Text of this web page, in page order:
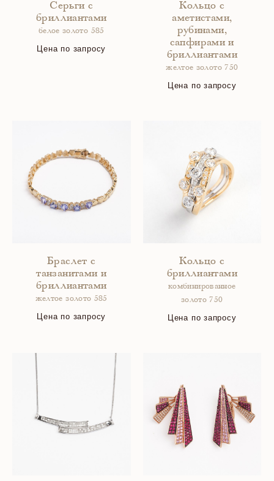
Серьги с
бриллиантами
белое золото 585
Цена по запросу
Кольцо с
аметистами,
рубинами,
сапфирами и
бриллиантами
желтое золото 750
Цена по запросу
Браслет с
танзанитами и
бриллиантами
желтое золото 585
Цена по запросу
Кольцо с
бриллиантами
комбинированное
золото 750
Цена по запросу